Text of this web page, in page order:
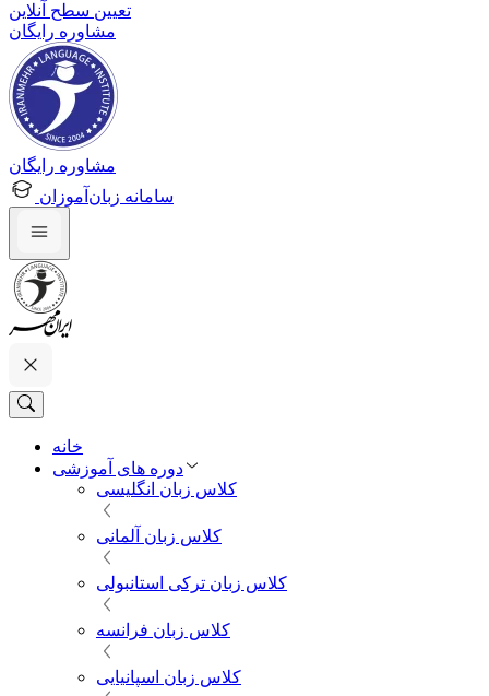
تعیین سطح آنلاین
مشاوره رایگان
مشاوره رایگان
سامانه زبان‌آموزان
خانه
دوره های آموزشی
کلاس زبان انگلیسی
کلاس زبان آلمانی
کلاس زبان ترکی استانبولی
کلاس زبان فرانسه
کلاس زبان اسپانیایی